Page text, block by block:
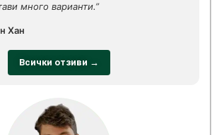
много варианти.”
Хан
Всички отзиви →